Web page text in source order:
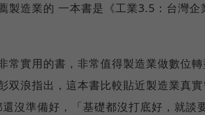
製造業的 一本書是《工業3.5：台灣企
常實用的書，非常值得製造業做數位
双浪指出，這本書比較貼近製造業真
沒準備好，「基礎都沒打底好，就談